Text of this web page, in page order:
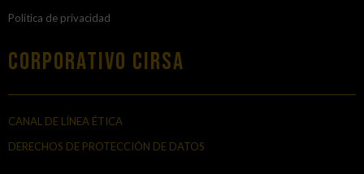
Política de privacidad
Corporativo Cirsa
CANAL DE LÍNEA ÉTICA
DERECHOS DE PROTECCIÓN DE DATOS